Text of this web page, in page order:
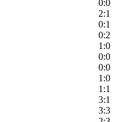
0:0
2:1
0:1
0:2
1:0
0:0
0:0
1:0
1:1
3:1
3:3